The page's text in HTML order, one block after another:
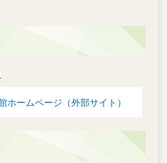
ホームページ（外部サイト）